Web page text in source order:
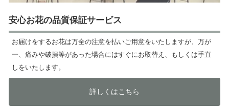
安心お花の品質保証サービス
お届けをするお花は万全の注意を払いご用意をいたしますが、万が
一、痛みや破損等があった場合にはすぐにお取替え、もしくは手直
しをいたします。
詳しくはこちら